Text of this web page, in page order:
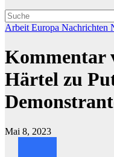
Arbeit Europa Nachrichten
Kommentar
Härtel zu
Mai 8, 2023